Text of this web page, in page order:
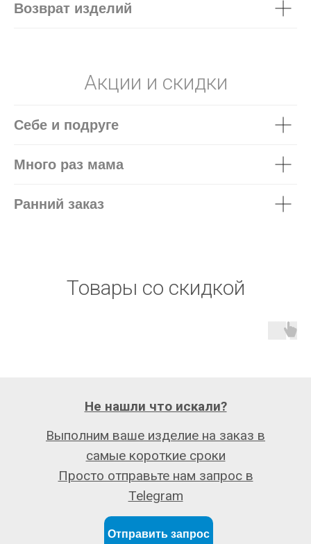
Возврат изделий
Акции и скидки
Себе и подруге
Много раз мама
Ранний заказ
Товары со скидкой
Отправить запрос
Выполним ваше изделие на заказ в
самые короткие сроки
Просто отправьте нам запрос в
Telegram
Не нашли что искали?